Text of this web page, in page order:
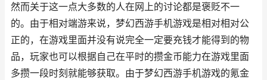
然而关于这一点大多数的人在网上的讨论都是褒贬不一
的。由于相对端游来说，梦幻西游手机游戏是相对相对公
正的，在游戏里面并没有说完全一定要充钱才能得到的物
品，玩家也可以根据自己在平时的攒金币能力在游戏里面
多攒一段时刻就能够获取。由于梦幻西游手机游戏的氪金